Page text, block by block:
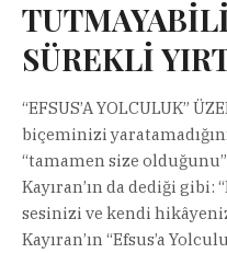
SÜREKLİ
“EFSUS’A YOLCULUK”
biçeminizi
“tamamen size
Kayıran’ın da dediği gibi:
sesinizi ve kendi
Kayıran’ın “Efsus’a